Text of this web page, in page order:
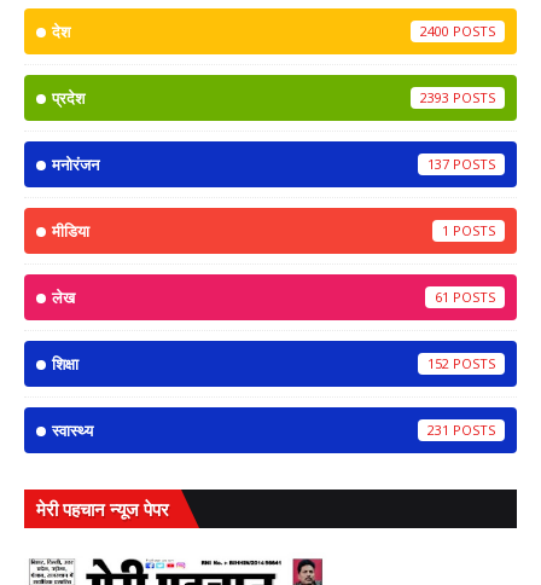
देश 2400
प्रदेश 2393
मनोरंजन 137
मीडिया 1
लेख 61
शिक्षा 152
स्वास्थ्य 231
मेरी पहचान न्यूज पेपर